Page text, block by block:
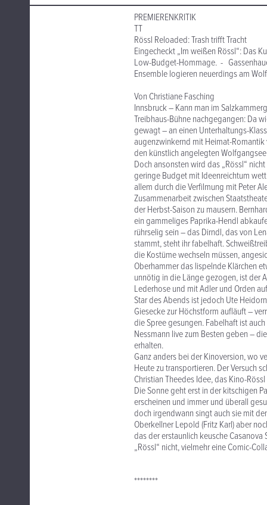
PREMIERENKRITIK
TT
Rössl Reloaded: Trash trifft Tracht
Eingecheckt „Im weißen Rössl“: Das
Low-Budget-Hommage. -
Ensemble logieren neuerdings am
Von Christiane Fasching
Innsbruck – Kann man im
Treibhaus-Bühne nachgegangen: Da
gewagt – an einen Unterhaltungs-
augenzwinkernd mit Heimat-Romantik
den künstlich angelegten
Doch ansonsten wird das „Rössl“
geringe Budget mit Ideenreichtum
allem durch die Verfilmung mit Peter
Zusammenarbeit zwischen
der Herbst-Saison zu mausern.
ein gammeliges Paprika-Hendl
rührselig sein – das Dirndl, das von
stammt, steht ihr fabelhaft.
die Kostüme wechseln müssen,
Oberhammer das lispelnde Klärchen
unnötig in die Länge gezogen, ist der
Lederhose und mit Adler und Orden
Star des Abends ist jedoch Ute
Giesecke zur Höchstform aufläuft –
die Spree gesungen. Fabelhaft ist
Nessmann live zum Besten geben –
erhalten.
Ganz anders bei der Kinoversion, wo
Heute zu transportieren. Der Versuch
Christian Theedes Idee, das Kino-
Die Sonne geht erst in der kitschigen
erscheinen und immer und überall
doch irgendwann singt auch sie mit
Oberkellner Lepold (Fritz Karl) aber
das der erstaunlich keusche
„Rössl“ nicht, vielmehr eine Comic-
********